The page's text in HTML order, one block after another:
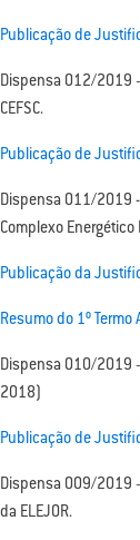
Publicação de
Dispensa 012/2019
CEFSC.
Publicação de
Dispensa 011/2019 -
Complexo
Publicação da
Resumo do 1º Termo
Dispensa 010/2019 –
2018)
Publicação de
Dispensa 009/2019
da ELEJOR.